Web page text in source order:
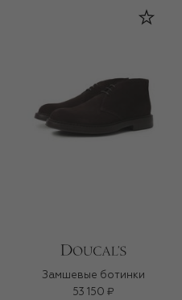
Замшевые ботинки
53 150 ₽